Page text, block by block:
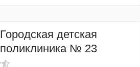
Городская детская
поликлиника № 23